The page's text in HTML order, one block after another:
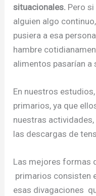
situacionales. Pero
alguien algo
pusiera a esa
hambre
alimentos pasarían a
En nuestros
primarios, ya que
nuestras
las descargas de
Las mejores formas
primarios consisten
esas divagaciones